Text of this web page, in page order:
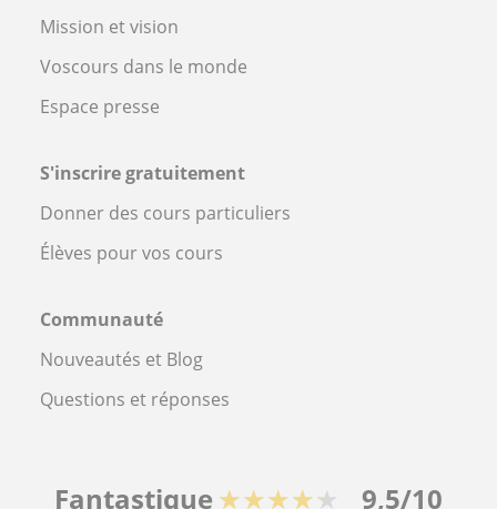
Mission et vision
Voscours dans le monde
Espace presse
S'inscrire gratuitement
Donner des cours particuliers
Élèves pour vos cours
Communauté
Nouveautés et Blog
Questions et réponses
Fantastique ★★★★★ 9,5/10